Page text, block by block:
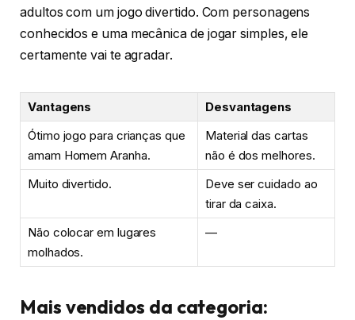
adultos com um jogo divertido. Com personagens
conhecidos e uma mecânica de jogar simples, ele
certamente vai te agradar.
Vantagens
Desvantagens
Ótimo jogo para crianças que
amam Homem Aranha.
Material das cartas
não é dos melhores.
Muito divertido.
Deve ser cuidado ao
tirar da caixa.
Não colocar em lugares
molhados.
—
Mais vendidos da categoria: